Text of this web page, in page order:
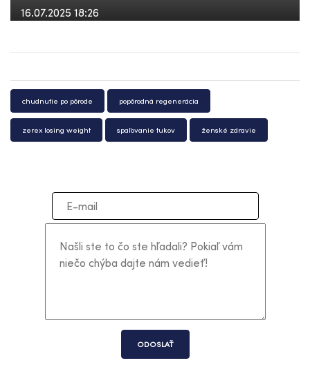
16.07.2025 18:26
chudnutie po pôrode popôrodná regenerácia
zerex losing weight spaľovanie tukov ženské zdravie
ODOSLAŤ